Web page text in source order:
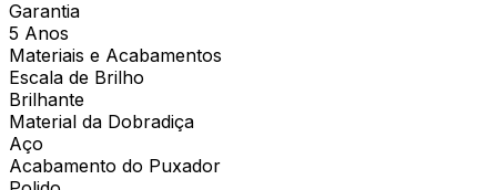
Garantia
5 Anos
Materiais e Acabamentos
Escala de Brilho
Brilhante
Material da Dobradiça
Aço
Acabamento do Puxador